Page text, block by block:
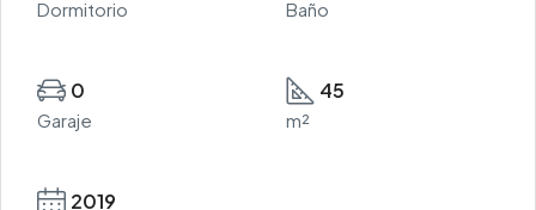
Dormitorio Baño
0
Garaje
45
m²
2019